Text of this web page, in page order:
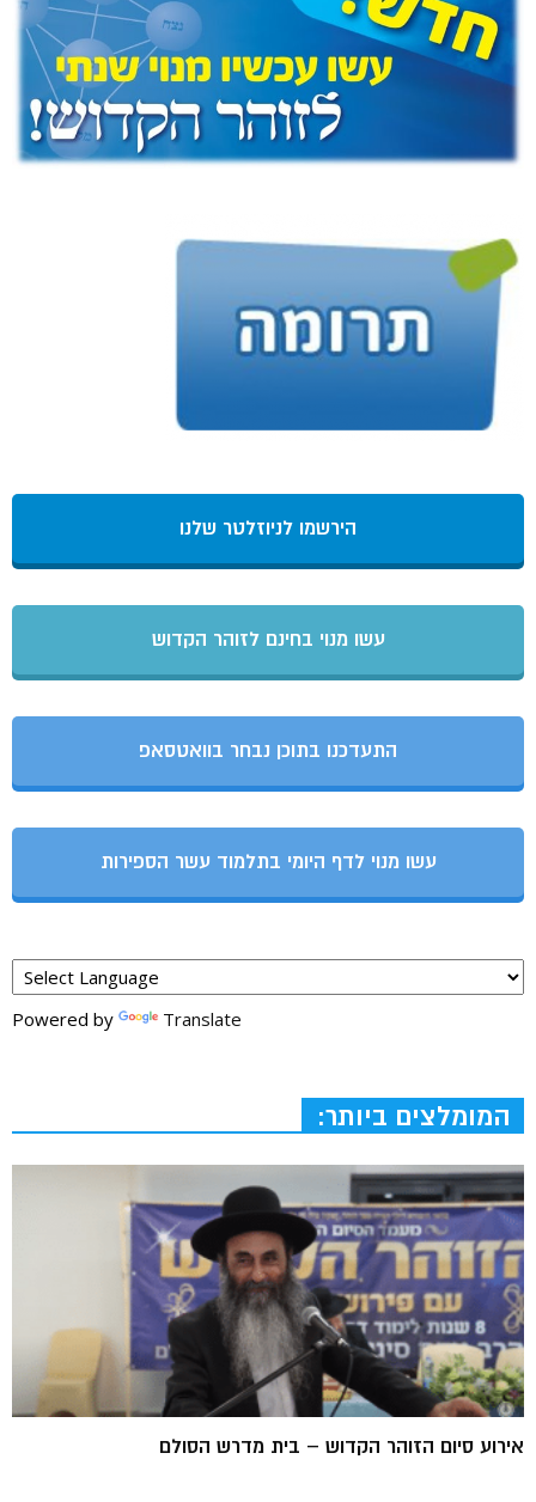
הירשמו לניוזלטר שלנו
עשו מנוי בחינם לזוהר הקדוש
התעדכנו בתוכן נבחר בוואטסאפ
עשו מנוי לדף היומי בתלמוד עשר הספירות
Powered by Translate
המומלצים ביותר:
אירוע סיום הזוהר הקדוש – בית מדרש הסולם